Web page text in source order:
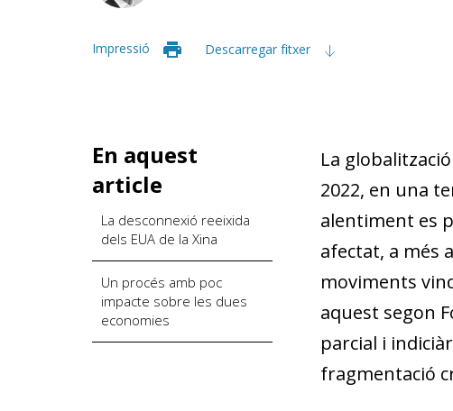
Impressió Descarregar fitxer
En aquest
article
La desconnexió reeixida
dels EUA de la Xina
Un procés amb poc
impacte sobre les dues
economies
La
2022, en una
alentiment es
afectat, a més
moviments
aquest segon
parcial i
fragmentació